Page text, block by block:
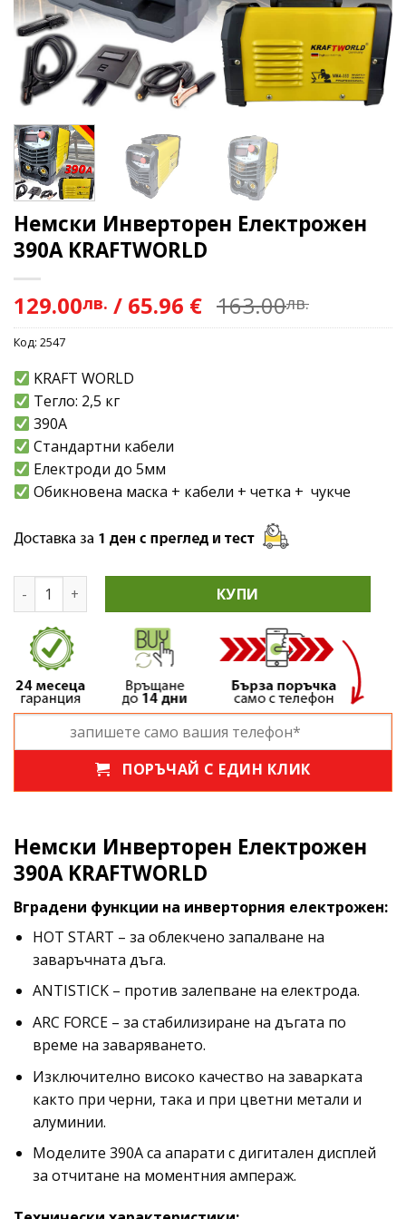
Немски Инверторен Електрожен
390А KRAFTWORLD
129.00лв. / 65.96 € 163.00лв.
Код: 2547
KRAFT WORLD
Тегло: 2,5 кг
390A
Стандартни кабели
Електроди до 5мм
Обикновена маска + кабели + четка + чукче
количество за Немски Инверторен Електрожен 390А
КУПИ
ПОРЪЧАЙ С ЕДИН КЛИК
Немски Инверторен Електрожен
390А KRAFTWORLD
Вградени функции на инверторния електрожен:
HOT START – за облекчено запалване на
заваръчната дъга.
ANTISTICK – против залепване на електрода.
ARC FORCE – за стабилизиране на дъгата по
време на заваряването.
Изключително високо качество на заварката
както при черни, така и при цветни метали и
алуминии.
Моделите 390А са апарати с дигитален дисплей
за отчитане на моментния ампераж.